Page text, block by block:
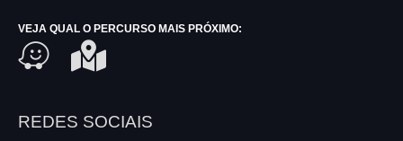
VEJA QUAL O PERCURSO MAIS PRÓXIMO:
REDES SOCIAIS